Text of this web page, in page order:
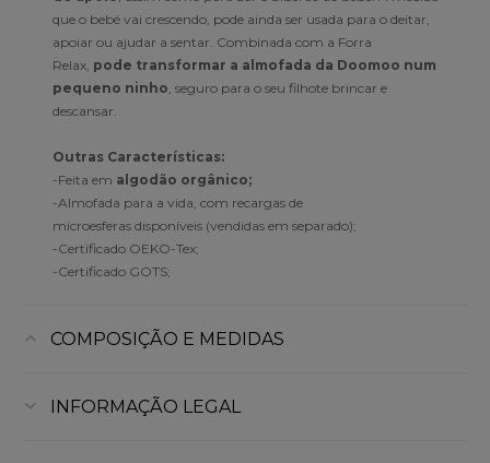
que o bebé vai crescendo, pode ainda ser usada para o deitar,
apoiar ou ajudar a sentar. Combinada com a Forra
Relax, pode transformar a almofada da Doomoo num
pequeno ninho, seguro para o seu filhote brincar e
descansar.
Outras Características:
-Feita em algodão orgânico;
-Almofada para a vida, com recargas de
microesferas disponíveis (vendidas em separado);
-Certificado OEKO-Tex;
-Certificado GOTS;
COMPOSIÇÃO E MEDIDAS
INFORMAÇÃO LEGAL